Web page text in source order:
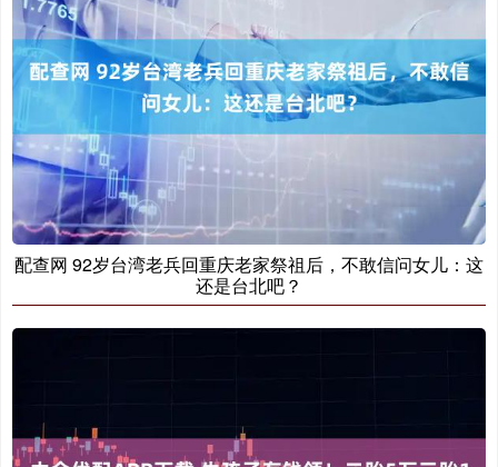
配查网 92岁台湾老兵回重庆老家祭祖后，不敢信问女儿：这
还是台北吧？